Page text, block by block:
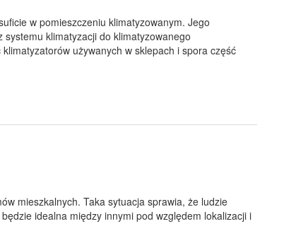
w pomieszczeniu klimatyzowanym. Jego
klimatyzacji do klimatyzowanego
używanych w sklepach i spora część
mieszkalnych. Taka sytuacja sprawia, że ludzie
idealna między innymi pod względem lokalizacji i